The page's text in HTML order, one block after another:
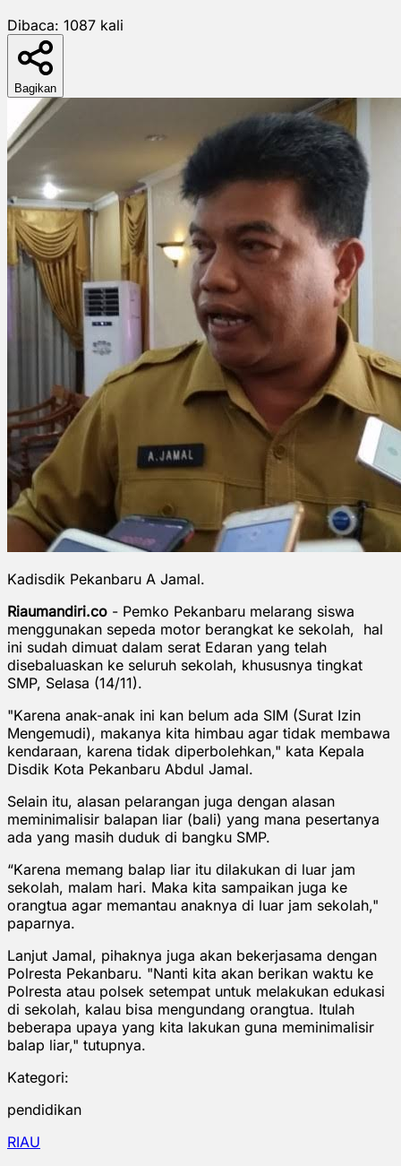
Dibaca: 1087 kali
Bagikan
Kadisdik Pekanbaru A Jamal.
Riaumandiri.co - Pemko Pekanbaru melarang siswa
menggunakan sepeda motor berangkat ke sekolah, hal
ini sudah dimuat dalam serat Edaran yang telah
disebaluaskan ke seluruh sekolah, khususnya tingkat
SMP, Selasa (14/11).
"Karena anak-anak ini kan belum ada SIM (Surat Izin
Mengemudi), makanya kita himbau agar tidak membawa
kendaraan, karena tidak diperbolehkan," kata Kepala
Disdik Kota Pekanbaru Abdul Jamal.
Selain itu, alasan pelarangan juga dengan alasan
meminimalisir balapan liar (bali) yang mana pesertanya
ada yang masih duduk di bangku SMP.
“Karena memang balap liar itu dilakukan di luar jam
sekolah, malam hari. Maka kita sampaikan juga ke
orangtua agar memantau anaknya di luar jam sekolah,"
paparnya.
Lanjut Jamal, pihaknya juga akan bekerjasama dengan
Polresta Pekanbaru. "Nanti kita akan berikan waktu ke
Polresta atau polsek setempat untuk melakukan edukasi
di sekolah, kalau bisa mengundang orangtua. Itulah
beberapa upaya yang kita lakukan guna meminimalisir
balap liar," tutupnya.
Kategori:
pendidikan
RIAU